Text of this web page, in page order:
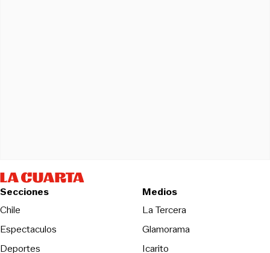
Secciones
Chile
Espectaculos
Deportes
Medios
La TerceraOpens in new
Glamorama
Icarito